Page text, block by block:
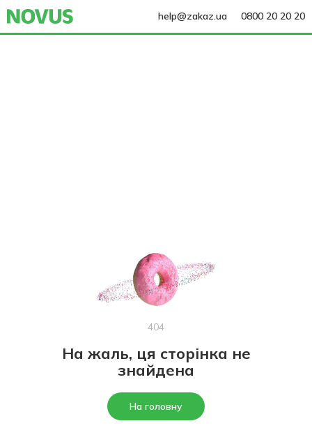
help@zakaz.ua 0800 20 20 20
404
На жаль, ця сторінка не
знайдена
На головну